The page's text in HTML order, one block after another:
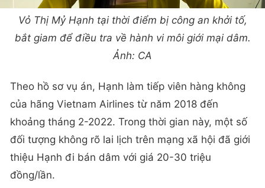
Vỏ Thị Mỷ Hạnh tại thời điểm bị công an khởi tố,
bắt giam để điều tra về hành vi môi giới mại dâm.
Ảnh: CA
Theo hồ sơ vụ án, Hạnh làm tiếp viên hàng không
của hãng Vietnam Airlines từ năm 2018 đến
khoảng tháng 2-2022. Trong thời gian này, một số
đối tượng không rõ lai lịch trên mạng xã hội đã giới
thiệu Hạnh đi bán dâm với giá 20-30 triệu
đồng/lần.